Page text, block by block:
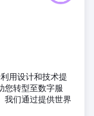
用设计和技术提
您转型至数字服
我们通过提供世界